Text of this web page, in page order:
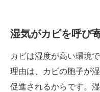
湿気がカビを呼び
カビは湿度が高い環境
理由は、カビの胞子が
促進されるからです。